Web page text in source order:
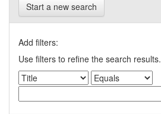
Start a new search
Add filters:
Use filters to refine the search results.